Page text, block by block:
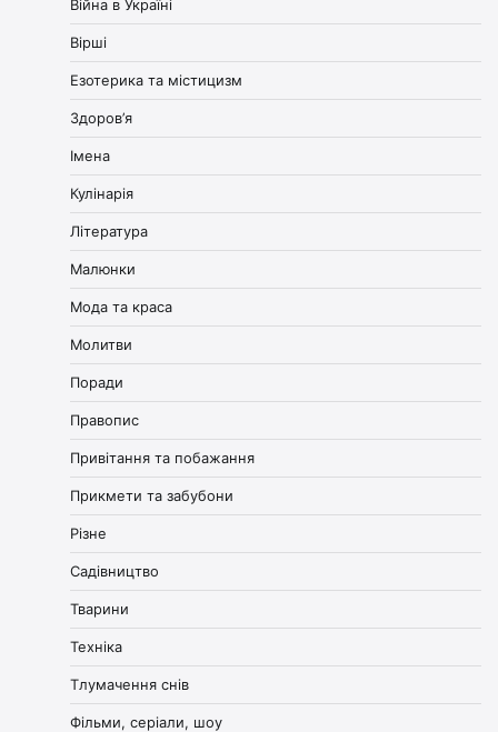
Війна в Україні
Вірші
Езотерика та містицизм
Здоров’я
Імена
Кулінарія
Література
Малюнки
Мода та краса
Молитви
Поради
Правопис
Привітання та побажання
Прикмети та забубони
Різне
Садівництво
Тварини
Техніка
Тлумачення снів
Фільми, серіали, шоу